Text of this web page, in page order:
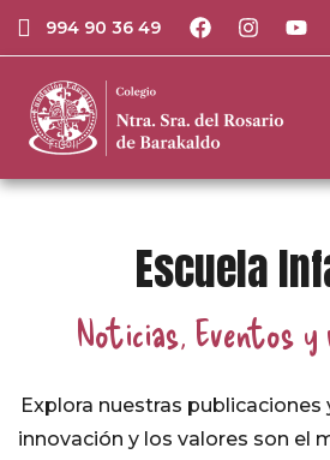
994 90 36 49
Escuela
Noticias, Eventos y
Explora nuestras
innovación y los valores son el